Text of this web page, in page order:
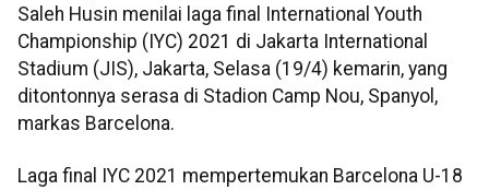
Saleh Husin menilai laga final International Youth
Championship (IYC) 2021 di Jakarta International
Stadium (JIS), Jakarta, Selasa (19/4) kemarin, yang
ditontonnya serasa di Stadion Camp Nou, Spanyol,
markas Barcelona.
Laga final IYC 2021 mempertemukan Barcelona U-18